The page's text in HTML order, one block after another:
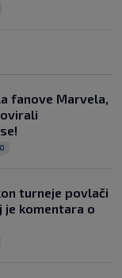
fanove Marvela,
0
turneje povlači
je komentara o